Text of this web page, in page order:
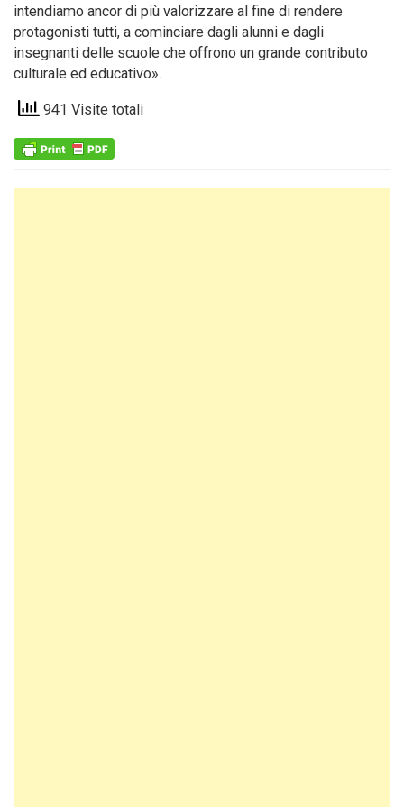
intendiamo ancor di più valorizzare al fine di rendere
protagonisti tutti, a cominciare dagli alunni e dagli
insegnanti delle scuole che offrono un grande contributo
culturale ed educativo».
941 Visite totali